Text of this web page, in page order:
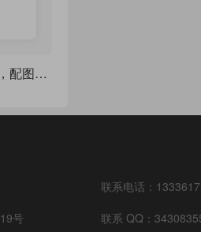
2023年年历(带农历)，配图为 新冠防疫相关公众宣传资料
号
联系电话：
联系 QQ：